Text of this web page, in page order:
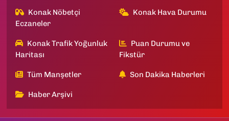
Konak Nöbetçi
Eczaneler
Konak Hava Durumu
Konak Trafik Yoğunluk
Haritası
Puan Durumu ve
Fikstür
Tüm Manşetler Son Dakika Haberleri
Haber Arşivi